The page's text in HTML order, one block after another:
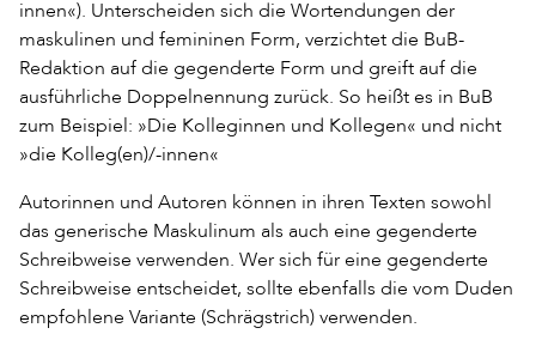
innen«). Unterscheiden sich die Wortendungen der
maskulinen und femininen Form, verzichtet die BuB-
Redaktion auf die gegenderte Form und greift auf die
ausführliche Doppelnennung zurück. So heißt es in BuB
zum Beispiel: »Die Kolleginnen und Kollegen« und nicht
»die Kolleg(en)/-innen«
Autorinnen und Autoren können in ihren Texten sowohl
das generische Maskulinum als auch eine gegenderte
Schreibweise verwenden. Wer sich für eine gegenderte
Schreibweise entscheidet, sollte ebenfalls die vom Duden
empfohlene Variante (Schrägstrich) verwenden.